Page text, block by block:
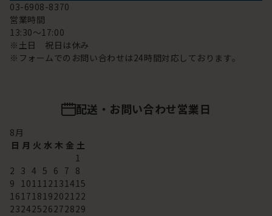
03-6908-8370
営業時間
13:30～17:00
※土日 祝日は休み
※フォームでのお問い合わせは24時間対応しております。
配送・お問い合わせ営業日
8月
日 月 火 水 木 金 土
1
2 3 4 5 6 7 8
9 101112131415
16171819202122
23242526272829